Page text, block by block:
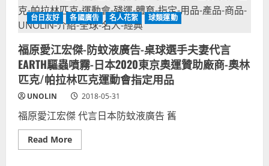
藤
飛
鳥
+山
田
裕
貴！
說
不
出
口
的
事
THINKING
日
語
歌
告，
藤
岡
靛
妹
日
語
演
丁
窈
窕
本
演
員
藤
岡
台日友好 各國廣告 名人花絮 球類運動
福原愛江宏傑-防蚊液廣告-桌球選手夫妻代言
EARTH驅蟲噴霧-日本2020東京奧運贊助廠商-奧林
匹克/帕拉林匹克運動會指定用品
UNOLIN 2018-05-31
福原愛江宏傑 代言日本防蚊液廣告 舊
Read MoreRead
more